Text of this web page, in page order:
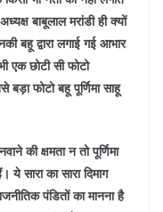
बाबूलाल मरांडी ही क्यों
बहू द्वारा लगाई गई आभार
एक छोटी सी फोटो
बड़ा फोटो बहू पूर्णिमा साहू
की क्षमता न तो पूर्णिमा
सारा का सारा दिमाग
पंडितों का मानना है